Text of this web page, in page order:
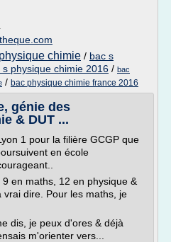
chimie / bac s
s physique chimie 2016 / bac
/ bac physique chimie france 2016
génie des
& DUT ...
1 pour la filière GCGP que
en école
en maths, 12 en physique &
dire. Pour les maths, je
dis, je peux d'ores & déjà
m'orienter vers...